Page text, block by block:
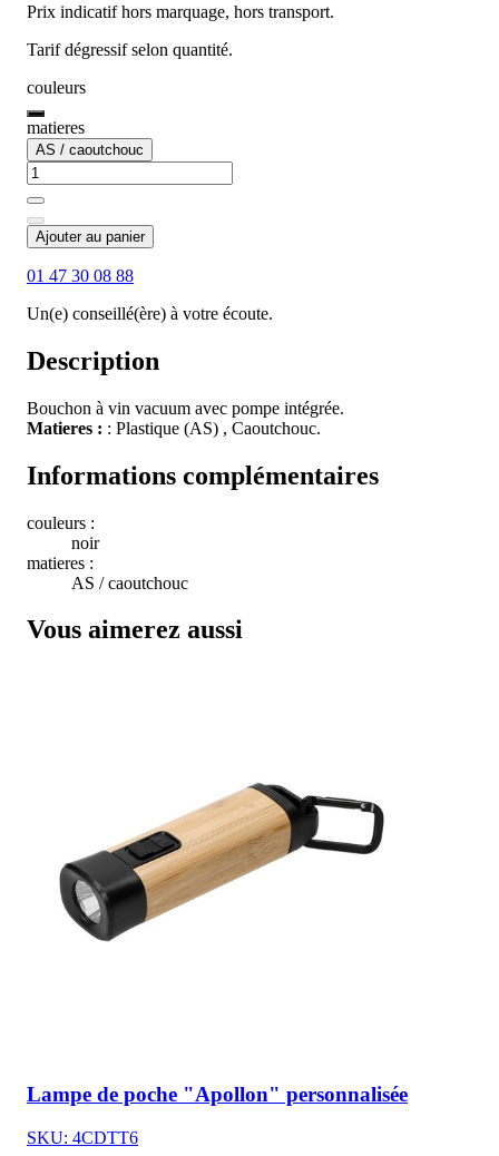
Prix indicatif hors marquage, hors transport.
Tarif dégressif selon quantité.
couleurs
matieres
AS / caoutchouc
Ajouter au panier
01 47 30 08 88
Un(e) conseillé(ère) à votre écoute.
Description
Bouchon à vin vacuum avec pompe intégrée.
Matieres : : Plastique (AS) , Caoutchouc.
Informations complémentaires
couleurs :
noir
matieres :
AS / caoutchouc
Vous aimerez aussi
Lampe de poche "Apollon" personnalisée
SKU: 4CDTT6